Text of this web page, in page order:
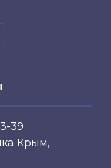
39
Крым,